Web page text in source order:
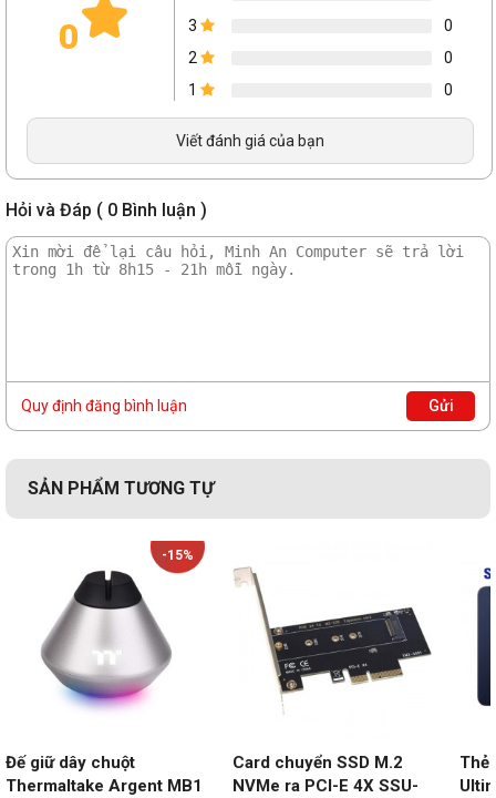
0
3
0
2
0
1
0
Viết đánh giá của bạn
Hỏi và Đáp ( 0 Bình luận )
Quy định đăng bình luận Gửi
SẢN PHẨM TƯƠNG TỰ
-15%
Đế giữ dây chuột
Thermaltake Argent MB1
Card chuyển SSD M.2
NVMe ra PCI-E 4X SSU-
Thẻ